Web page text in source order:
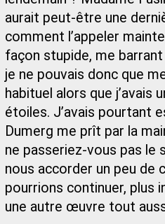
aurait peut-être une
comment l’appeler
façon stupide, me
je ne pouvais donc que
habituel alors que j’avais
étoiles. J’avais pourtant
Dumerg me prît par la
ne passeriez-vous pas le
nous accorder un peu de
pourrions continuer, plus
une autre œuvre tout